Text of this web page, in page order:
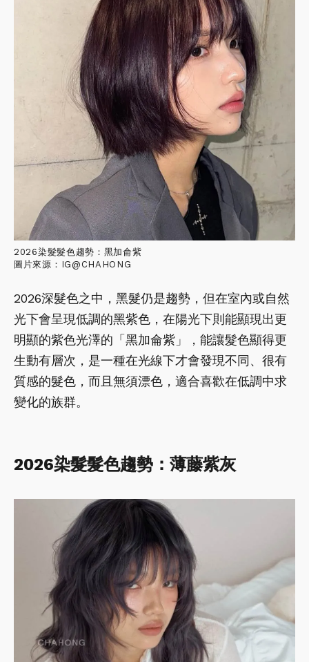
2026深髮色之中，黑髮仍是趨勢，但在室內或自然
光下會呈現低調的黑紫色，在陽光下則能顯現出更
明顯的紫色光澤的「黑加侖紫」，能讓髮色顯得更
生動有層次，是一種在光線下才會發現不同、很有
質感的髮色，而且無須漂色，適合喜歡在低調中求
變化的族群。
2026染髮髮色趨勢：黑加侖紫
圖片來源：IG@CHAHONG
2026染髮髮色趨勢：薄藤紫灰